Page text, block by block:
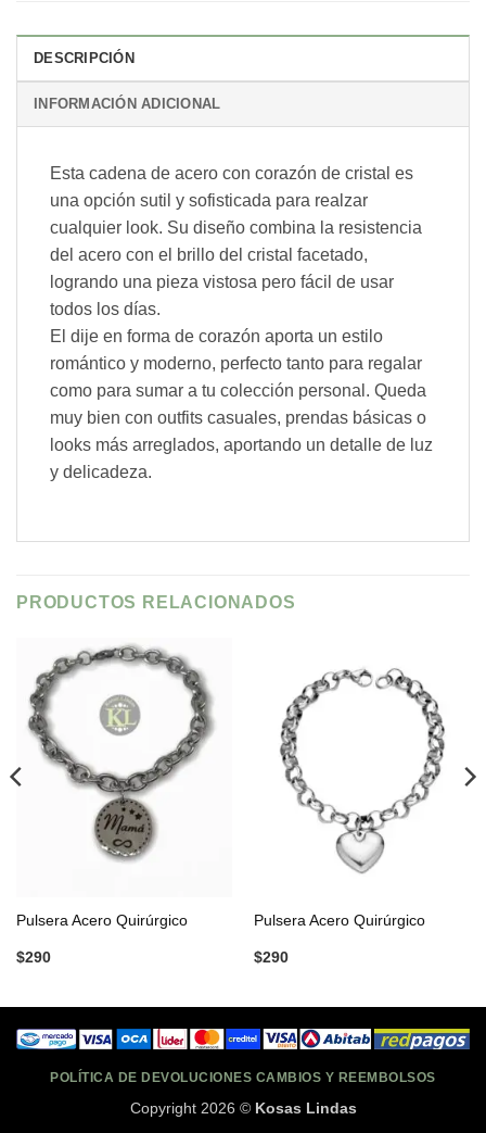
DESCRIPCIÓN
INFORMACIÓN ADICIONAL
Esta cadena de acero con corazón de cristal es
una opción sutil y sofisticada para realzar
cualquier look. Su diseño combina la resistencia
del acero con el brillo del cristal facetado,
logrando una pieza vistosa pero fácil de usar
todos los días.
El dije en forma de corazón aporta un estilo
romántico y moderno, perfecto tanto para regalar
como para sumar a tu colección personal. Queda
muy bien con outfits casuales, prendas básicas o
looks más arreglados, aportando un detalle de luz
y delicadeza.
PRODUCTOS RELACIONADOS
Pulsera Acero Quirúrgico
$290
Pulsera Acero Quirúrgico
$290
POLÍTICA DE DEVOLUCIONES CAMBIOS Y REEMBOLSOS
Copyright 2026 © Kosas Lindas